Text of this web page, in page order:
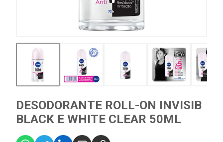
DESODORANTE ROLL-ON INVISIB
BLACK E WHITE CLEAR 50ML